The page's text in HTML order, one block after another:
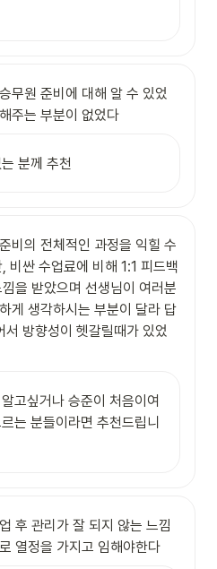
무원 준비에 대해 알 수 있었
주는 부분이 없었다
분께 추천
비의 전체적인 과정을 익힐 수
비싼 수업료에 비해 1:1 피드백
을 받았으며 선생님이 여러분
게 생각하시는 부분이 달라 답
서 방향성이 헷갈릴때가 있었
고싶거나 승준이 처음이여
는 분들이라면 추천드립니
후 관리가 잘 되지 않는 느낌
열정을 가지고 임해야한다